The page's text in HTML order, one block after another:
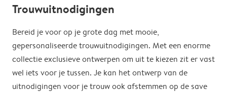
Trouwuitnodigingen
Bereid je voor op je grote dag met mooie,
gepersonaliseerde trouwuitnodigingen. Met een enorme
collectie exclusieve ontwerpen om uit te kiezen zit er vast
wel iets voor je tussen. Je kan het ontwerp van de
uitnodigingen voor je trouw ook afstemmen op de save